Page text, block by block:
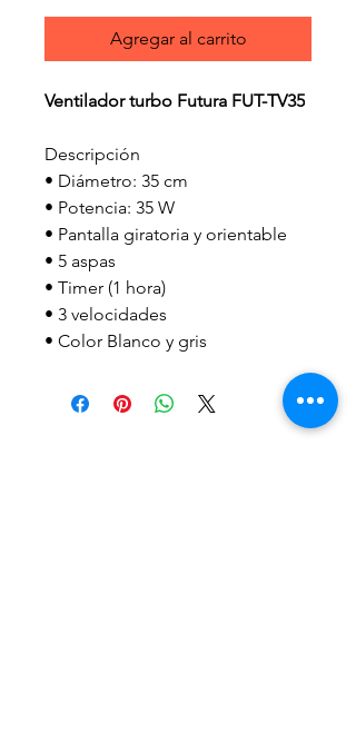
Agregar al carrito
Ventilador turbo Futura FUT-TV35
Descripción
• Diámetro: 35 cm
• Potencia: 35 W
• Pantalla giratoria y orientable
• 5 aspas
• Timer (1 hora)
• 3 velocidades
• Color Blanco y gris